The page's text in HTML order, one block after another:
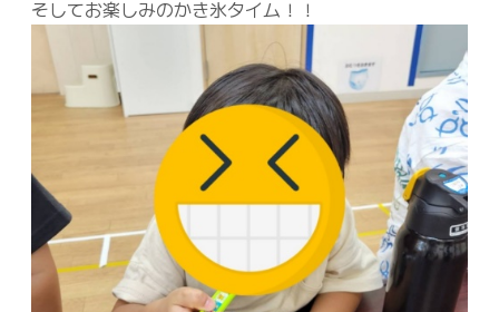
そしてお楽しみのかき氷タイム！！